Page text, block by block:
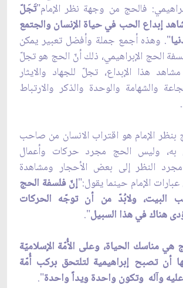
فالحج من وجهة نظر الإمام"تَجَلّ
إبداع الحب في حياة الإنسان والجتمع
". وهذه أجمع جملة وأفضل تعبير يمكن
الحج الإبراهيمي، ذلك أنّ الحج هو تجلّ
هذا الإبداع، تجلّ للجهاد والايثار
والشهامة والوحدة والذكر والارتباط
الإمام هو اقتراب الانسان من صاحب
به، وليس الحج مجرد حركات وأعمال
النظر إلى بعض الأحجار ومشاهدة
الإمام حينما يقول:"إنّ فلسفة الحج
ولابُدّ من أن توجّه الحركات
هناك في هذا السبيل".
مناسك الحياة، وعلى الأُمّة الإسلاميّة
أن تصبح إبراهيمية لتلتحق بركب أُمّة
وآله وتكون واحدة ويداً واحدة".